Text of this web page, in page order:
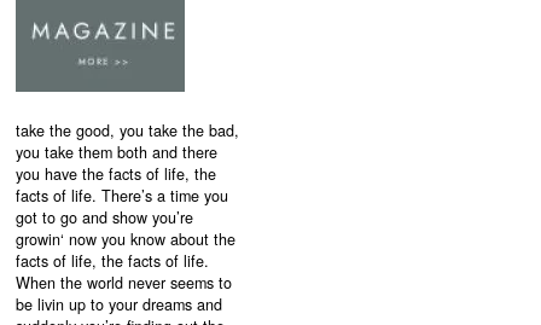
take the good, you take the bad,
you take them both and there
you have the facts of life, the
facts of life. There’s a time you
got to go and show you’re
growin‘ now you know about the
facts of life, the facts of life.
When the world never seems to
be livin up to your dreams and